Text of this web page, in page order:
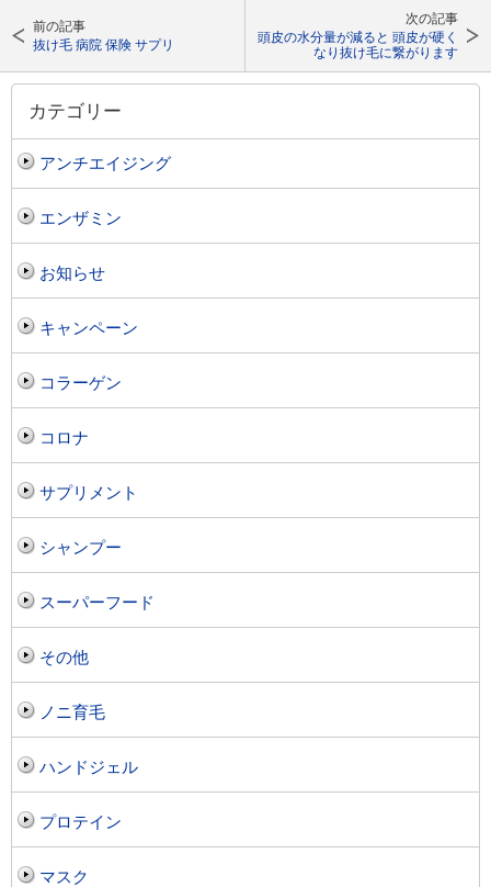
前の記事
抜け毛 病院 保険 サプリ
次の記事
頭皮の水分量が減ると 頭皮が硬く
なり抜け毛に繋がります
カテゴリー
アンチエイジング
エンザミン
お知らせ
キャンペーン
コラーゲン
コロナ
サプリメント
シャンプー
スーパーフード
その他
ノニ育毛
ハンドジェル
プロテイン
マスク